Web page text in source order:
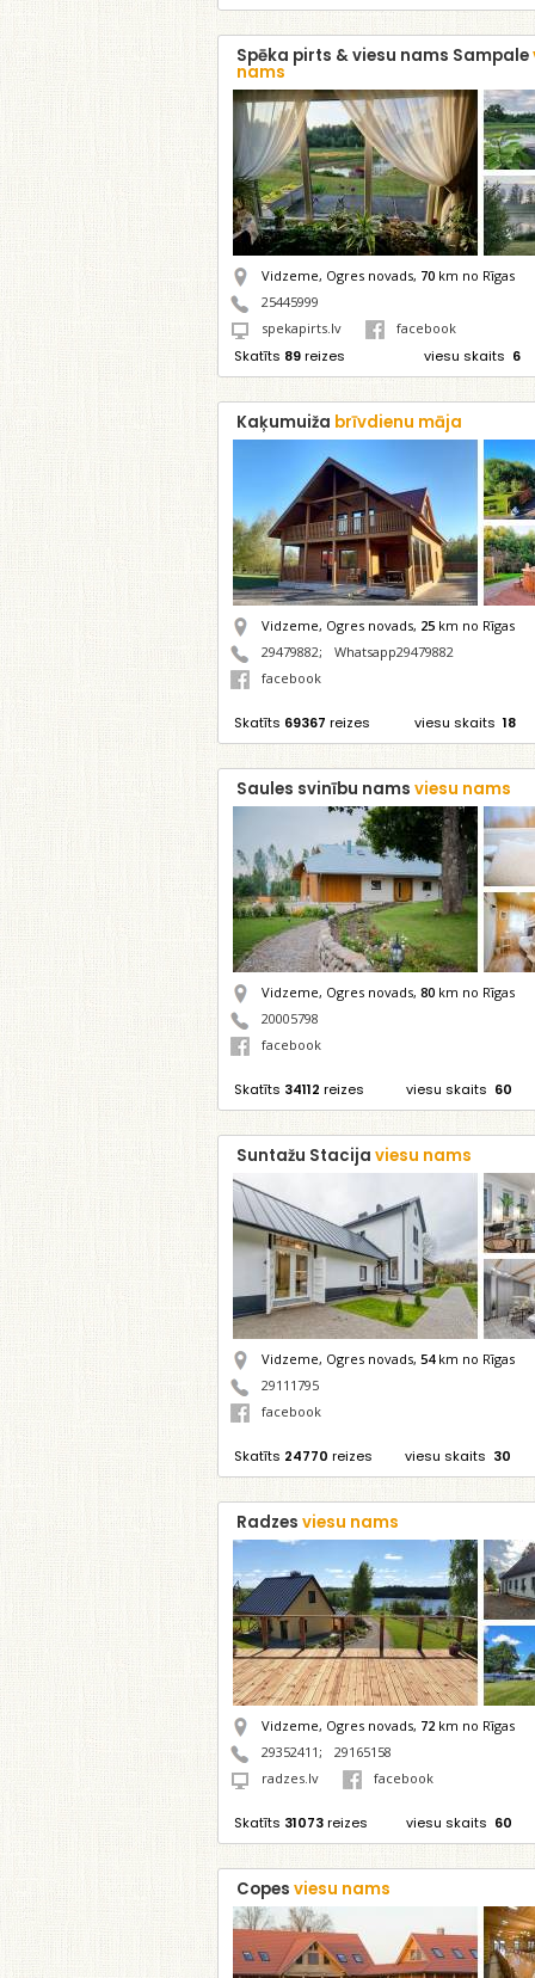
Spēka pirts & viesu nams Sampale
nams
Vidzeme, Ogres novads, 70 km no Rīgas
25445999
spekapirts.lv
facebook
Skatīts 89reizes viesu skaits 6
Kaķumuiža brīvdienu māja
Vidzeme, Ogres novads, 25 km no Rīgas
29479882;
Whatsapp29479882
facebook
Skatīts 69367 reizes viesu skaits 18
Saules svinību nams viesu nams
Vidzeme, Ogres novads, 80 km no Rīgas
20005798
facebook
Skatīts 34112 reizes viesu skaits 60
Suntažu Stacija viesu nams
Vidzeme, Ogres novads, 54km no Rīgas
29111795
facebook
Skatīts 24770 reizes viesu skaits 30
Radzes viesu nams
Vidzeme, Ogres novads, 72 km no Rīgas
29352411 ;
29165158
radzes.lv
facebook
Skatīts 31073reizes viesu skaits 60
Copes viesu nams